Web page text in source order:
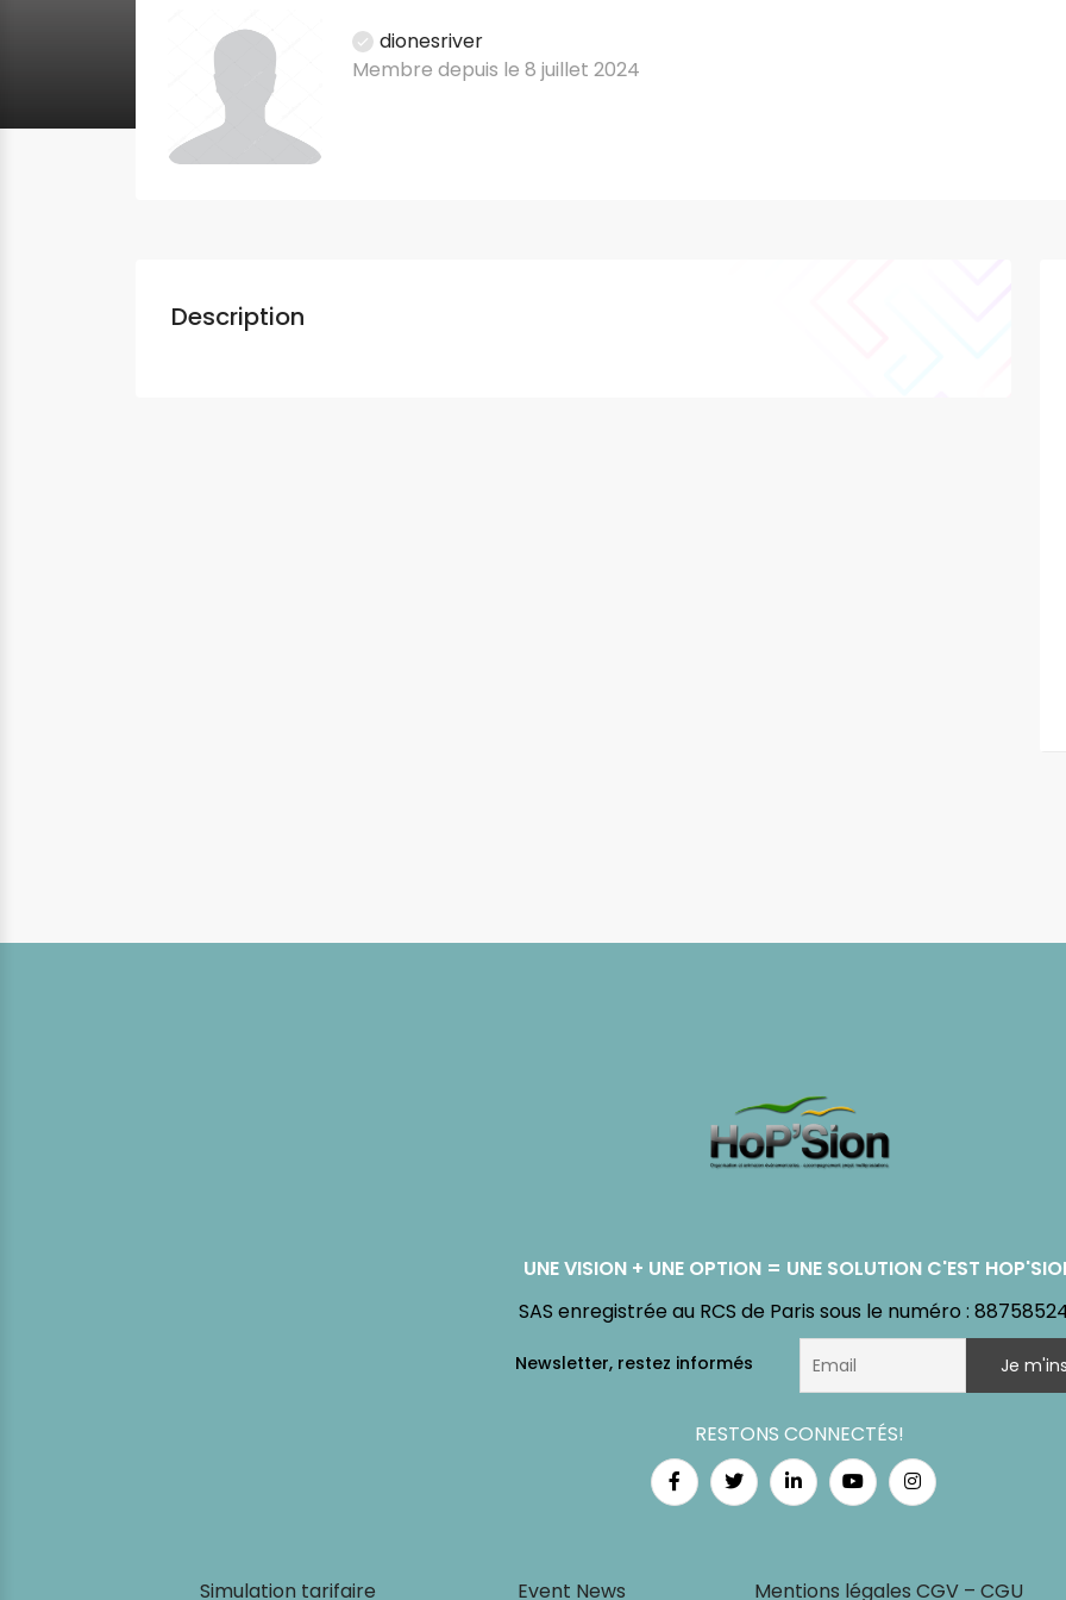
dionesriver
Membre depuis le 8 juillet 2024
Description
UNE VISION + UNE OPTION = UNE SOLUTION C'EST
SAS enregistrée au RCS de Paris sous le numéro :
RESTONS CONNECTÉS!
Simulation tarifaire Event News Mentions légales CGV – CGU